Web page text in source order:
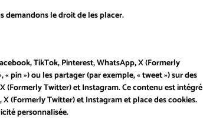
demandons le droit de les placer.
TikTok, Pinterest, WhatsApp, X (Formerly
pin ») ou les partager (par exemple, « tweet ») sur des
(Formerly Twitter) et Instagram. Ce contenu est intégré
(Formerly Twitter) et Instagram et place des cookies.
personnalisée.